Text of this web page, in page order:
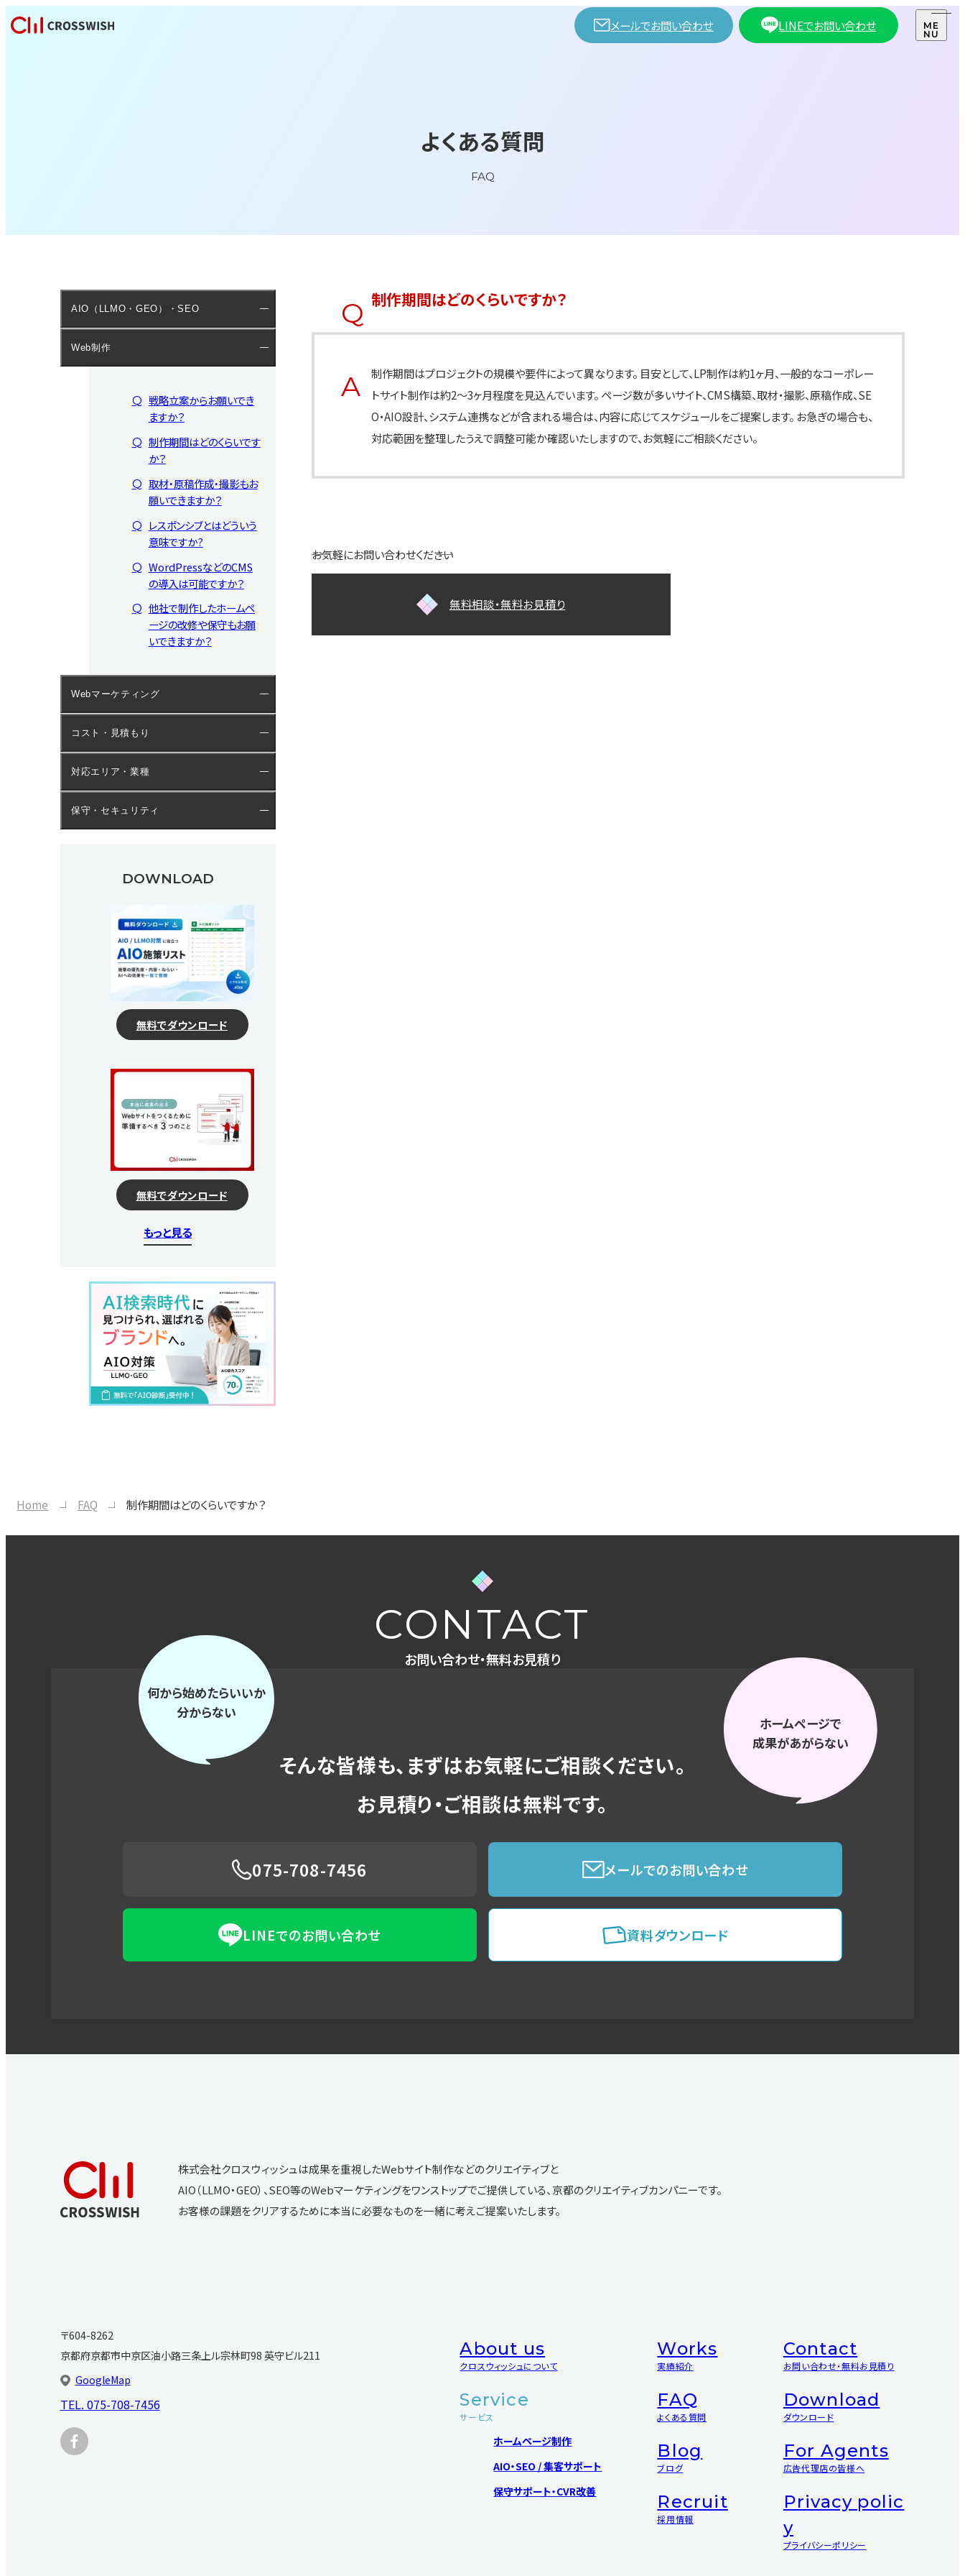
メールでお問い合わせ LINEでお問い合わせ
ME
NU
よくある質問
FAQ
制作期間はどのくらいですか？
制作期間はプロジェクトの規模や要件によって異なります。 目安として、LP制作は約1ヶ月、一般的なコーポレー
トサイト制作は約2〜3ヶ月程度を見込んでいます。 ページ数が多いサイト、CMS構築、取材・撮影、原稿作成、SE
O・AIO設計、システム連携などが含まれる場合は、内容に応じてスケジュールをご提案します。 お急ぎの場合も、
対応範囲を整理したうえで調整可能か確認いたしますので、お気軽にご相談ください。
お気軽にお問い合わせください
無料相談・無料お見積り
AIO（LLMO・GEO）・SEO
Web制作
戦略立案からお願いでき
ますか？
制作期間はどのくらいです
か？
取材・原稿作成・撮影もお
願いできますか？
レスポンシブとはどういう
意味ですか?
WordPressなどのCMS
の導入は可能ですか？
他社で制作したホームペ
ージの改修や保守もお願
いできますか？
Webマーケティング
コスト・見積もり
対応エリア・業種
保守・セキュリティ
DOWNLOAD
無料でダウンロード
無料でダウンロード
もっと見る
Home FAQ 制作期間はどのくらいですか？
何から始めたらいいか
分からない
ホームページで
成果があがらない
CONTACT
お問い合わせ・無料お見積り
そんな皆様も、 まずはお気軽にご相談ください。
お見積り・ご相談は無料です。
075-708-7456 メールでのお問い合わせ
LINEでのお問い合わせ 資料ダウンロード
株式会社クロスウィッシュは成果を重視したWebサイト制作などのクリエイティブと
AIO（LLMO・GEO）、SEO等のWebマーケティングをワンストップでご提供している、京都のクリエイティブカンパニーです。
お客様の課題をクリアするために本当に必要なものを一緒に考えご提案いたします。
〒604-8262
京都府京都市中京区油小路三条上ル宗林町98 英守ビル211
GoogleMap
TEL. 075-708-7456
About us
クロスウィッシュについて
Service
サービス
ホームページ制作
AIO・SEO / 集客サポート
保守サポート・CVR改善
Works
実績紹介
FAQ
よくある質問
Blog
ブログ
Recruit
採用情報
Contact
お問い合わせ・無料お見積り
Download
ダウンロード
For Agents
広告代理店の皆様へ
Privacy polic
y
プライバシーポリシー